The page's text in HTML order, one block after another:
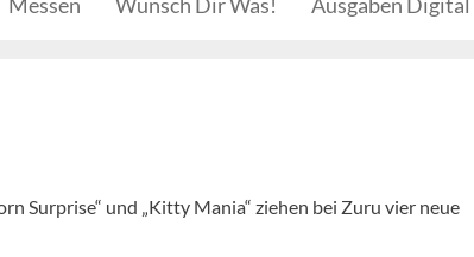
Surprise“ und „Kitty Mania“ ziehen bei Zuru vier neue